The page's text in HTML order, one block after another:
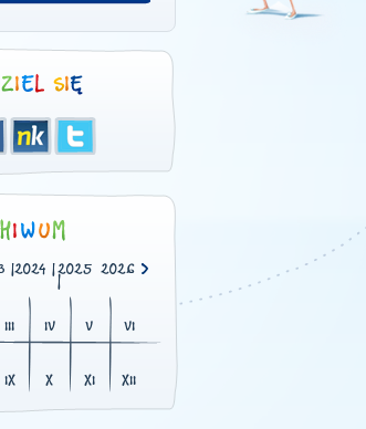
|2024 |2025
|
2026
III IV V VI
IX X XI XII